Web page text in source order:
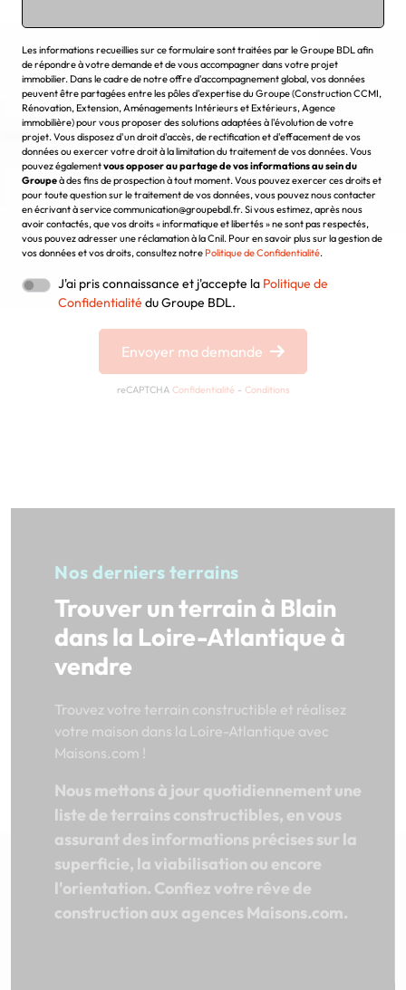
Chargement...
Les informations recueillies sur ce formulaire sont traitées par le Groupe BDL afin
de répondre à votre demande et de vous accompagner dans votre projet
immobilier. Dans le cadre de notre offre d'accompagnement global, vos données
peuvent être partagées entre les pôles d'expertise du Groupe (Construction CCMI,
Rénovation, Extension, Aménagements Intérieurs et Extérieurs, Agence
immobilière) pour vous proposer des solutions adaptées à l'évolution de votre
projet. Vous disposez d'un droit d'accès, de rectification et d'effacement de vos
données ou exercer votre droit à la limitation du traitement de vos données. Vous
pouvez égalementvous opposer au partage de vos informations au sein du
Groupeà des fins de prospection à tout moment. Vous pouvez exercer ces droits et
pour toute question sur le traitement de vos données, vous pouvez nous contacter
en écrivant à service communication@groupebdl.fr. Si vous estimez, après nous
avoir contactés, que vos droits « informatique et libertés » ne sont pas respectés,
vous pouvez adresser une réclamation à la Cnil. Pour en savoir plus sur la gestion de
vos données et vos droits, consultez notre Politique de Confidentialité.
J'ai pris connaissance et j'accepte la Politique de
Confidentialité du Groupe BDL.
Envoyer ma demande
reCAPTCHA Confidentialité - Conditions
Nos derniers terrains
Trouver un terrain à Blain
dans la Loire-Atlantique à
vendre
Trouvez votre terrain constructible et réalisez
votre maison dans la Loire-Atlantique avec
Maisons.com !
Nous mettons à jour quotidiennement une
liste de terrains constructibles, en vous
assurant des informations précises sur la
superficie, la viabilisation ou encore
l'orientation. Confiez votre rêve de
construction aux agences Maisons.com.